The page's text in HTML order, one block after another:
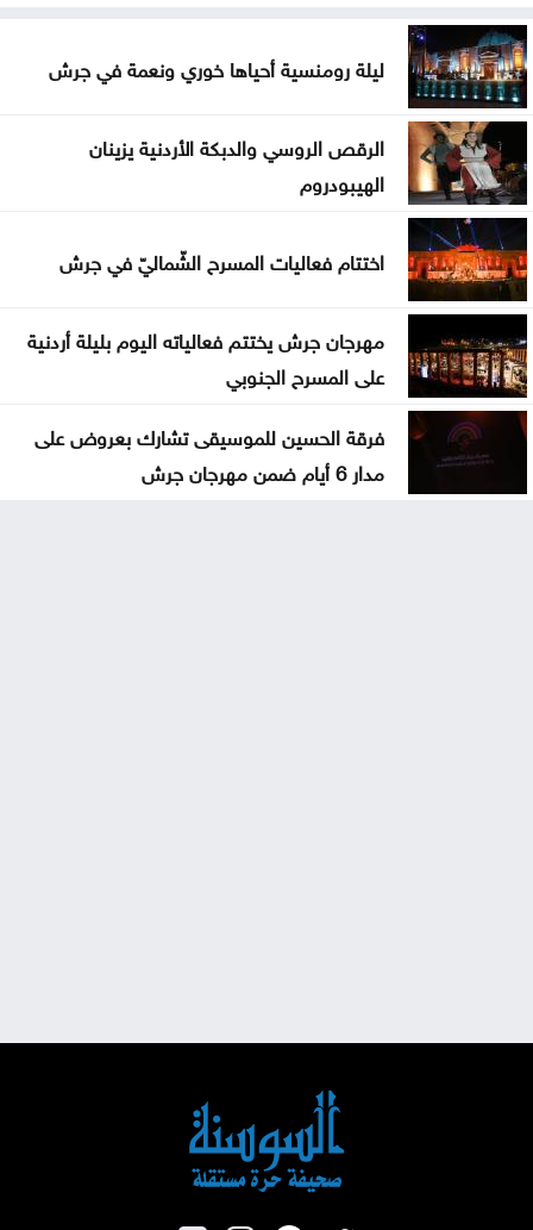
ليلة رومنسية أحياها خوري ونعمة في جرش
الرقص الروسي والدبكة الأردنية يزينان
الهيبودروم
اختتام فعاليات المسرح الشّماليّ في جرش
مهرجان جرش يختتم فعالياته اليوم بليلة أردنية
على المسرح الجنوبي
فرقة الحسين للموسيقى تشارك بعروض على
مدار 6 أيام ضمن مهرجان جرش